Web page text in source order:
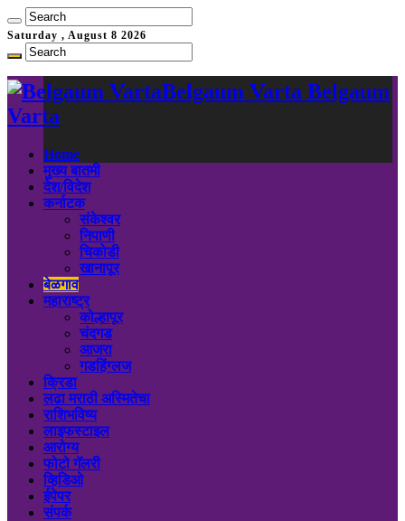
Saturday , August 8 2026
Belgaum Varta Belgaum
Varta
Home
मुख्य बातमी
देश/विदेश
कर्नाटक
संकेश्वर
निपाणी
चिकोडी
खानापूर
बेळगाव
महाराष्ट्र
कोल्हापूर
चंदगड
आजरा
गडहिंग्लज
क्रिडा
लढा मराठी अस्मितेचा
राशिभविष्य
लाइफस्टाइल
आरोग्य
फोटो गॅलरी
व्हिडिओ
ईपेपर
संपर्क